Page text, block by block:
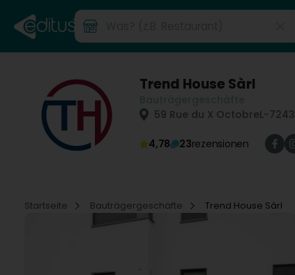
Trend House Sàrl
59 Rue du X OctobreL-7243
4,78 23rezensionen
Startseite
Bauträgergeschäfte Trend House Sàrl